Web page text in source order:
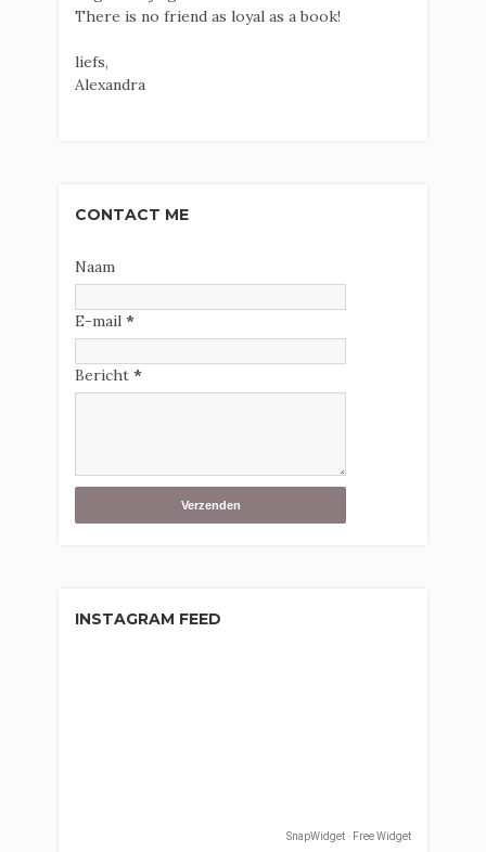
There is no friend as loyal as a book!
liefs,
Alexandra
CONTACT ME
Naam
E-mail *
Bericht *
INSTAGRAM FEED
SnapWidget · Free Widget